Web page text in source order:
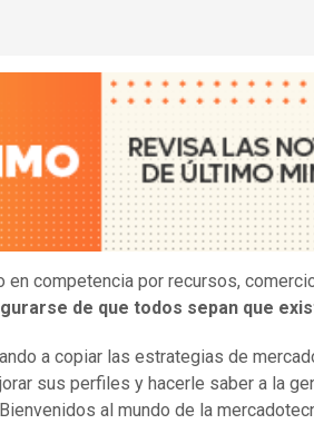
en competencia por recursos,
de que todos sepan que
a copiar las estrategias de
sus perfiles y hacerle saber a la
al mundo de la